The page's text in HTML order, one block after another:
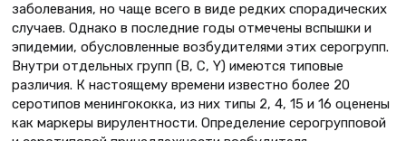
заболевания, но чаще всего в виде редких спорадических
случаев. Однако в последние годы отмечены вспышки и
эпидемии, обусловленные возбудителями этих серогрупп.
Внутри отдельных групп (В, С, Y) имеются типовые
различия. К настоящему времени известно более 20
серотипов менингококка, из них типы 2, 4, 15 и 16 оценены
как маркеры вирулентности. Определение серогрупповой